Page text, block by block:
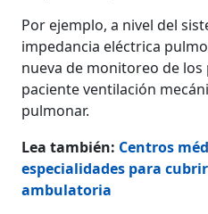
Por ejemplo, a nivel del
impedancia eléctrica
nueva de monitoreo de
paciente ventilación
pulmonar.
Lea también: Centros
especialidades para
ambulatoria